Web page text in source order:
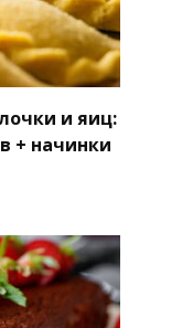
и яиц:
+ начинки